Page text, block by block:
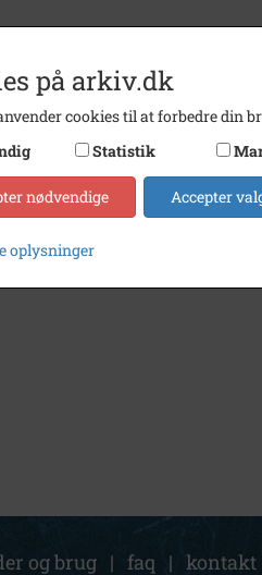
og brug | faq | kontakt
på arkiv.dk
cookies til at forbedre din
Statistik
nødvendige Accepter
oplysninger